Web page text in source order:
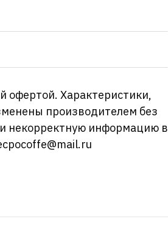
офертой. Характеристики,
производителем без
некорректную информацию в